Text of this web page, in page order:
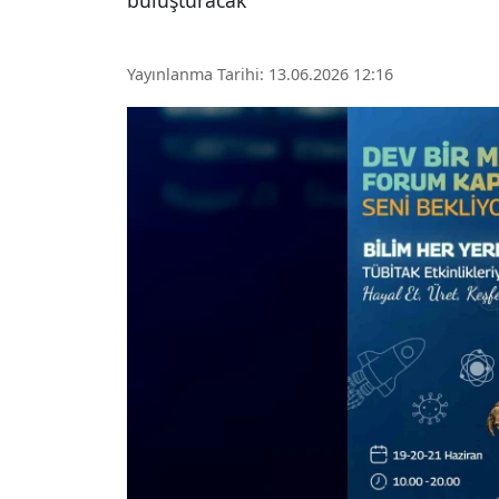
Yayınlanma Tarihi: 13.06.2026 12:16